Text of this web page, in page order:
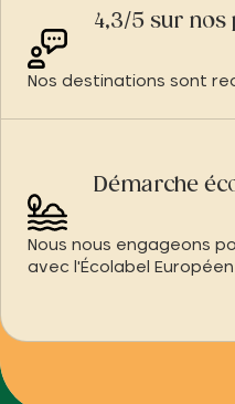
4,3/5 sur nos
Nos destinations sont
Démarche
Nous nous engageons
avec l'Écolabel Européen